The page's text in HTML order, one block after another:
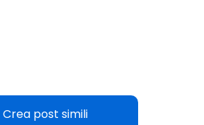
Crea post simili